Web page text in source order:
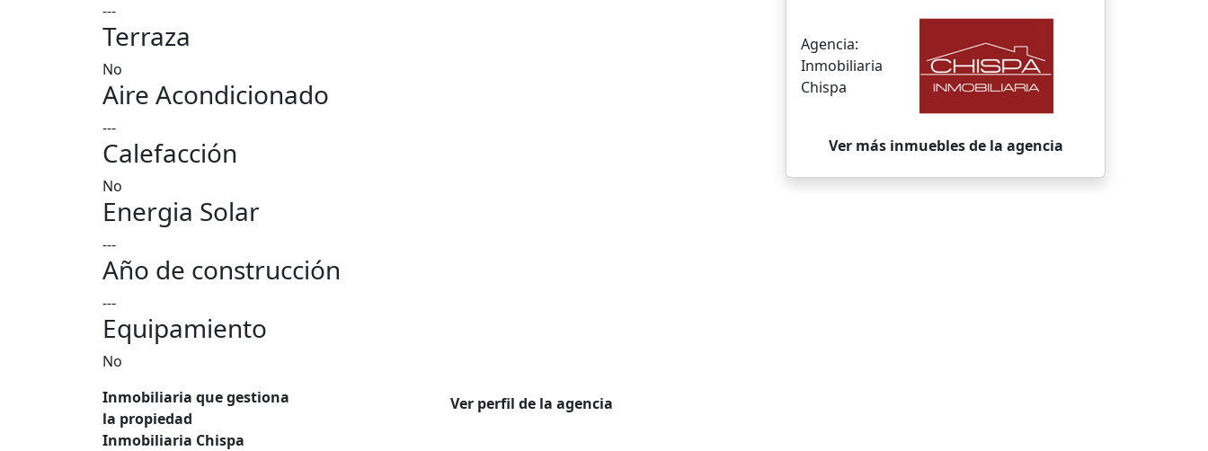
---
Terraza
No
Aire Acondicionado
---
Calefacción
No
Energia Solar
---
Año de construcción
---
Equipamiento
No
Inmobiliaria que gestiona
la propiedad
Inmobiliaria Chispa
Ver perfil de la agencia
Agencia:
Inmobiliaria
Chispa
Ver más inmuebles de la agencia